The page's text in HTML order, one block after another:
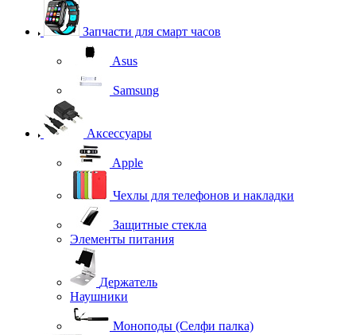
Запчасти для смарт часов
Asus
Samsung
Аксессуары
Apple
Чехлы для телефонов и накладки
Защитные стекла
Элементы питания
Держатель
Наушники
Моноподы (Селфи палка)